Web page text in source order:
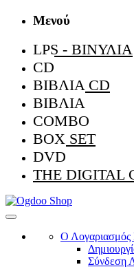
Μενού
LPS - ΒΙΝΎΛΙΑ
CD
ΒΙΒΛΊΑ CD
ΒΙΒΛΊΑ
COMBO
BOX SET
DVD
THE DIGITAL
Ο
Σύνδεση